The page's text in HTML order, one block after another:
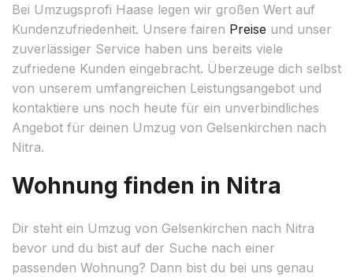
Bei Umzugsprofi Haase legen wir großen Wert auf
Kundenzufriedenheit. Unsere fairen Preise und unser
zuverlässiger Service haben uns bereits viele
zufriedene Kunden eingebracht. Überzeuge dich selbst
von unserem umfangreichen Leistungsangebot und
kontaktiere uns noch heute für ein unverbindliches
Angebot für deinen Umzug von Gelsenkirchen nach
Nitra.
Wohnung finden in Nitra
Dir steht ein Umzug von Gelsenkirchen nach Nitra
bevor und du bist auf der Suche nach einer
passenden Wohnung? Dann bist du bei uns genau